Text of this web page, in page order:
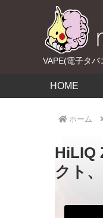
VAPE(電子タバ
HOME
ホーム
HiLIQ
クト